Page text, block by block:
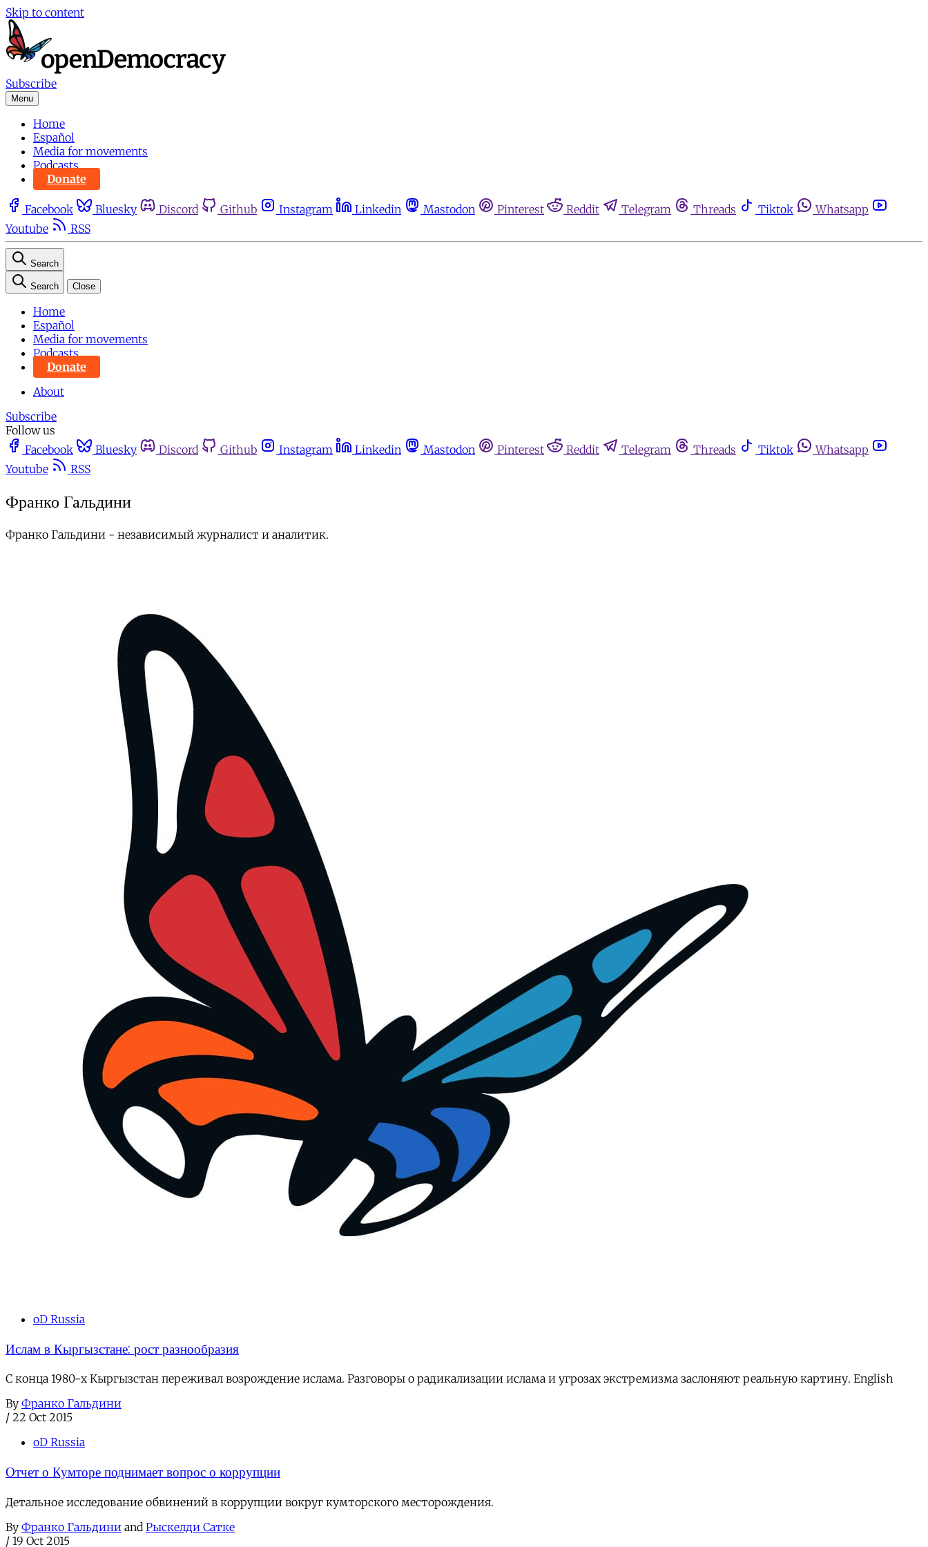
Skip to content
Subscribe
Menu
Home
Español
Media for movements
Podcasts
Donate
Facebook Bluesky Discord Github Instagram Linkedin Mastodon Pinterest Reddit Telegram Threads Tiktok
Whatsapp
Youtube
RSS
Search
Search Close
Home
Español
Media for movements
Podcasts
Donate
About
Subscribe
Follow us
Facebook
Bluesky Discord Github Instagram Linkedin Mastodon Pinterest Reddit Telegram Threads Tiktok
Whatsapp
Youtube
RSS
Франко Гальдини
Франко Гальдини - независимый журналист и аналитик.
oD Russia
Ислам в Кыргызстане: рост разнообразия
С конца 1980-х Кыргызстан переживал возрождение ислама. Разговоры о радикализации ислама и угрозах экстремизма заслоняют реальную картину. English
By Франко Гальдини
/ 22 Oct 2015
oD Russia
Отчет о Кумторе поднимает вопрос о коррупции
Детальное исследование обвинений в коррупции вокруг кумторского месторождения.
By Франко Гальдини and Рыскелди Сатке
/ 19 Oct 2015